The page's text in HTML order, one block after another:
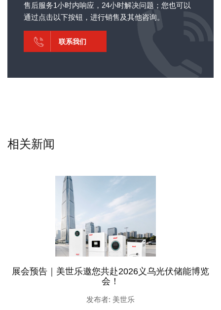
售后服务1小时内响应，24小时解决问题；您也可以
通过点击以下按钮，进行销售及其他咨询。
联系我们
相关新闻
展会预告｜美世乐邀您共赴2026义乌光伏储能博览
会！
发布者: 美世乐